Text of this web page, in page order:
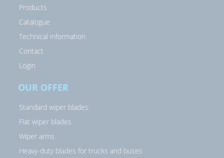
Products
Catalogue
Technical information
Contact
Login
OUR OFFER
Standard wiper blades
Flat wiper blades
Wiper arms
Heavy-duty blades for trucks and buses